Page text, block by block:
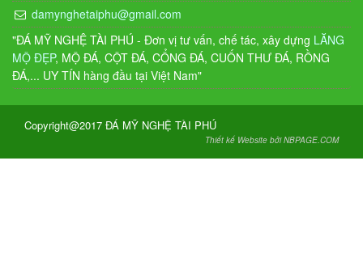
damynghetaiphu@gmail.com
"ĐÁ MỸ NGHỆ TÀI PHÚ - Đơn vị tư vấn, chế tác, xây dựng LĂNG
MỘ ĐẸP, MỘ ĐÁ, CỘT ĐÁ, CỔNG ĐÁ, CUỐN THƯ ĐÁ, RỒNG
ĐÁ,... UY TÍN hàng đầu tại Việt Nam"
Copyright@2017 ĐÁ MỸ NGHỆ TÀI PHÚ
Thiết kế Website bởi NBPAGE.COM